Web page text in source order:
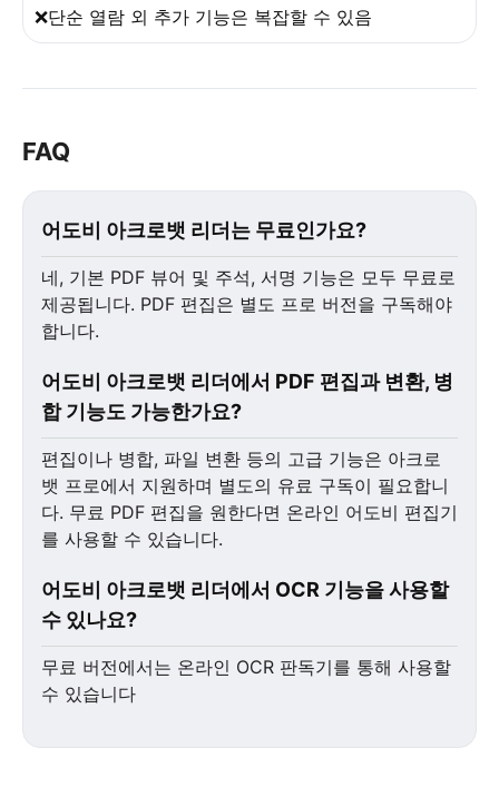
❌단순 열람 외 추가 기능은 복잡할 수 있음
FAQ
어도비 아크로뱃 리더는 무료인가요?
네, 기본 PDF 뷰어 및 주석, 서명 기능은 모두 무료로
제공됩니다. PDF 편집은 별도 프로 버전을 구독해야
합니다.
어도비 아크로뱃 리더에서 PDF 편집과 변환, 병
합 기능도 가능한가요?
편집이나 병합, 파일 변환 등의 고급 기능은 아크로
뱃 프로에서 지원하며 별도의 유료 구독이 필요합니
다. 무료 PDF 편집을 원한다면 온라인 어도비 편집기
를 사용할 수 있습니다.
어도비 아크로뱃 리더에서 OCR 기능을 사용할
수 있나요?
무료 버전에서는 온라인 OCR 판독기를 통해 사용할
수 있습니다